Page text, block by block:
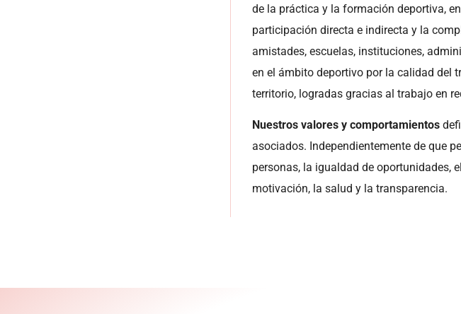
de la práctica y la formación deportiva,
participación directa e indirecta y la
amistades, escuelas, instituciones,
en el ámbito deportivo por la calidad del
territorio, logradas gracias al trabajo en
Nuestros valores y comportamientos
asociados. Independientemente de que
personas, la igualdad de oportunidades,
motivación, la salud y la transparencia.